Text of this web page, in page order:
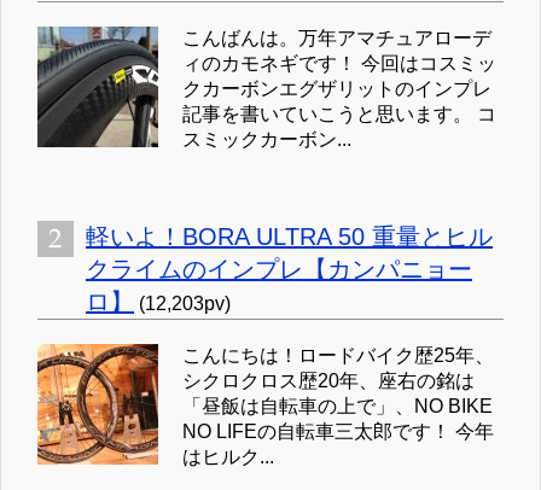
こんばんは。万年アマチュアローデ
ィのカモネギです！ 今回はコスミッ
クカーボンエグザリットのインプレ
記事を書いていこうと思います。 コ
スミックカーボン...
軽いよ！BORA ULTRA 50 重量とヒル
クライムのインプレ【カンパニョー
ロ】
(12,203pv)
こんにちは！ロードバイク歴25年、
シクロクロス歴20年、座右の銘は
「昼飯は自転車の上で」、NO BIKE
NO LIFEの自転車三太郎です！ 今年
はヒルク...